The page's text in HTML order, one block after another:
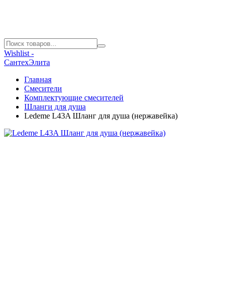
Wishlist -
СантехЭлита
Главная
Смесители
Комплектующие смесителей
Шланги для душа
Ledeme L43A Шланг для душа (нержавейка)